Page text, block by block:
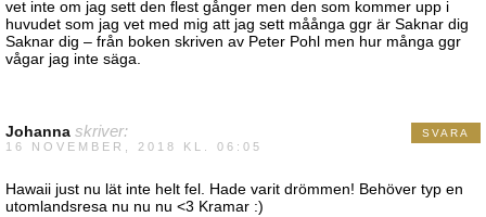
vet inte om jag sett den flest gånger men den som kommer upp i
huvudet som jag vet med mig att jag sett måånga ggr är Saknar dig
Saknar dig – från boken skriven av Peter Pohl men hur många ggr
vågar jag inte säga.
Johanna skriver:
16 NOVEMBER, 2018 KL. 06:05
Hawaii just nu lät inte helt fel. Hade varit drömmen! Behöver typ en
utomlandsresa nu nu nu <3 Kramar :)
SVARA